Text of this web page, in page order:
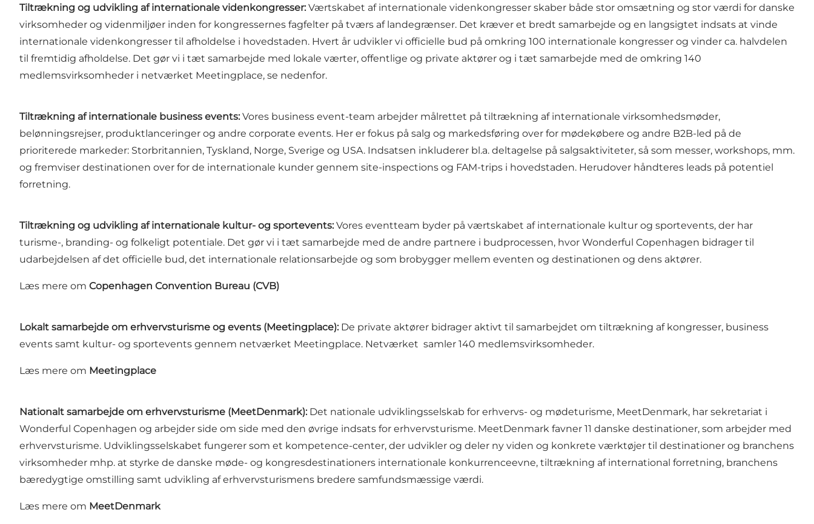
Tiltrækning og udvikling af internationale videnkongresser: Værtskabet af internationale videnkongresser skaber både stor omsætning og stor værdi for danske
virksomheder og videnmiljøer inden for kongressernes fagfelter på tværs af landegrænser. Det kræver et bredt samarbejde og en langsigtet indsats at vinde
internationale videnkongresser til afholdelse i hovedstaden. Hvert år udvikler vi officielle bud på omkring 100 internationale kongresser og vinder ca. halvdelen
til fremtidig afholdelse. Det gør vi i tæt samarbejde med lokale værter, offentlige og private aktører og i tæt samarbejde med de omkring 140
medlemsvirksomheder i netværket Meetingplace, se nedenfor.
Tiltrækning af internationale business events: Vores business event-team arbejder målrettet på tiltrækning af internationale virksomhedsmøder,
belønningsrejser, produktlanceringer og andre corporate events. Her er fokus på salg og markedsføring over for mødekøbere og andre B2B-led på de
prioriterede markeder: Storbritannien, Tyskland, Norge, Sverige og USA. Indsatsen inkluderer bl.a. deltagelse på salgsaktiviteter, så som messer, workshops, mm.
og fremviser destinationen over for de internationale kunder gennem site-inspections og FAM-trips i hovedstaden. Herudover håndteres leads på potentiel
forretning.
Tiltrækning og udvikling af internationale kultur- og sportevents: Vores eventteam byder på værtskabet af internationale kultur og sportevents, der har
turisme-, branding- og folkeligt potentiale. Det gør vi i tæt samarbejde med de andre partnere i budprocessen, hvor Wonderful Copenhagen bidrager til
udarbejdelsen af det officielle bud, det internationale relationsarbejde og som brobygger mellem eventen og destinationen og dens aktører.
Læs mere om Copenhagen Convention Bureau (CVB)
Lokalt samarbejde om erhvervsturisme og events (Meetingplace): De private aktører bidrager aktivt til samarbejdet om tiltrækning af kongresser, business
events samt kultur- og sportevents gennem netværket Meetingplace. Netværket samler 140 medlemsvirksomheder.
Læs mere om Meetingplace
Nationalt samarbejde om erhvervsturisme (MeetDenmark): Det nationale udviklingsselskab for erhvervs- og mødeturisme, MeetDenmark, har sekretariat i
Wonderful Copenhagen og arbejder side om side med den øvrige indsats for erhvervsturisme. MeetDenmark favner 11 danske destinationer, som arbejder med
erhvervsturisme. Udviklingsselskabet fungerer som et kompetence-center, der udvikler og deler ny viden og konkrete værktøjer til destinationer og branchens
virksomheder mhp. at styrke de danske møde- og kongresdestinationers internationale konkurrenceevne, tiltrækning af international forretning, branchens
bæredygtige omstilling samt udvikling af erhvervsturismens bredere samfundsmæssige værdi.
Læs mere om MeetDenmark